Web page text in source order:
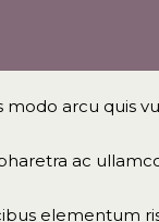
arcu quis
ac
elementum